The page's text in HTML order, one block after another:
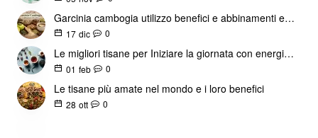
Alcuni passaggi da tenere in considerazione sono:
1. Scaldare l'acqua, quindi metterla in un thermos. Tieni
presente che l'acqua non deve essere tiepida né farla bollire,
per prendere "buoni amici" la temperatura dell'acqua
consigliata è di 70-80 ° C.
Garcinia cambogia utilizzo benefici e abbinamenti erboristici
17 dic 0
Le migliori tisane per Iniziare la giornata con energia e benessere al naturale
01 feb 0
Le tisane più amate nel mondo e i loro benefici
28 ott 0